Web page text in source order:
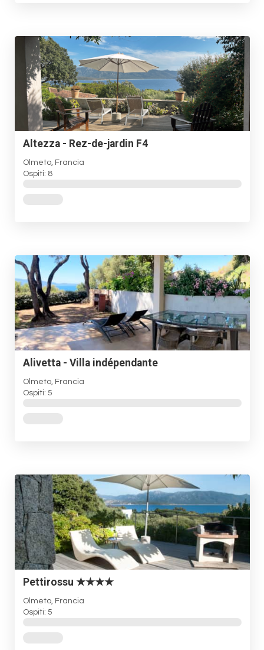
Altezza - Rez-de-jardin F4
Olmeto, Francia
Ospiti: 8
Alivetta - Villa indépendante
Olmeto, Francia
Ospiti: 5
Pettirossu ★★★★
Olmeto, Francia
Ospiti: 5